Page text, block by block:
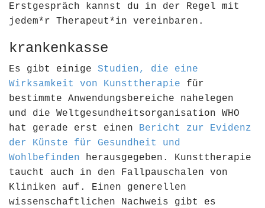
Erstgespräch kannst du in der Regel mit
jedem*r Therapeut*in vereinbaren.
krankenkasse
Es gibt einige Studien, die eine
Wirksamkeit von Kunsttherapie für
bestimmte Anwendungsbereiche nahelegen
und die Weltgesundheitsorganisation WHO
hat gerade erst einen
Bericht zur Evidenz
der Künste für Gesundheit und
Wohlbefinden herausgegeben. Kunsttherapie
taucht auch in den Fallpauschalen von
Kliniken auf. Einen generellen
wissenschaftlichen Nachweis gibt es